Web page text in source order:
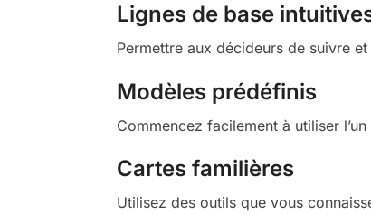
Lignes de base
Permettre aux décideurs de suivre
Modèles prédéfinis
Commencez facilement à utiliser
Cartes familières
Utilisez des outils que vous